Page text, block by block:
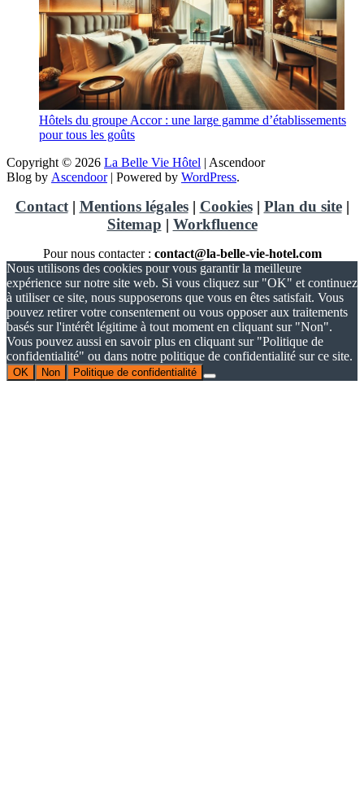
Hôtels du groupe Accor : une large gamme d’établissements
pour tous les goûts
Copyright © 2026 La Belle Vie Hôtel | Ascendoor
Blog by Ascendoor| Powered by WordPress.
Contact| Mentions légales| Cookies| Plan du site|
Sitemap | Workfluence
Pour nous contacter : contact@la-belle-vie-hotel.com
Nous utilisons des cookies pour vous garantir la meilleure
expérience sur notre site web. Si vous cliquez sur "OK" et continuez
à utiliser ce site, nous supposerons que vous en êtes satisfait. Vous
pouvez retirer votre consentement ou vous opposer aux traitements
basés sur l'intérêt légitime à tout moment en cliquant sur "Non".
Vous pouvez aussi en savoir plus en cliquant sur "Politique de
confidentialité" ou dans notre politique de confidentialité sur ce site.
OK Non Politique de confidentialité